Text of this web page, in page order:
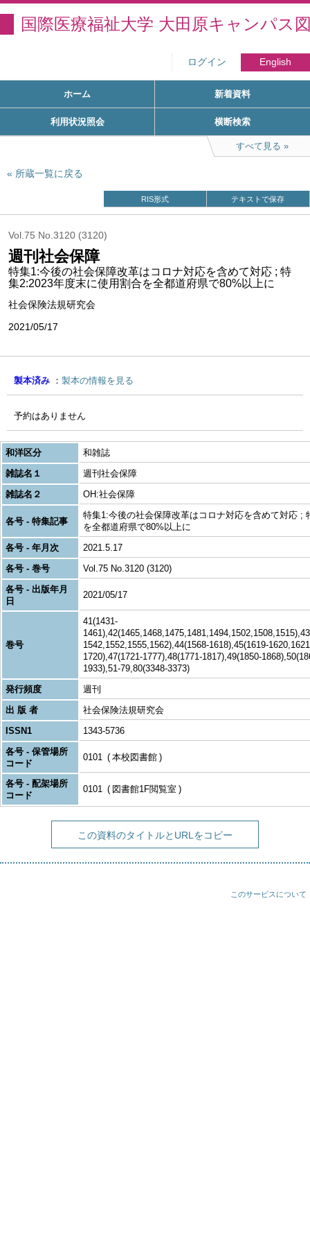
国際医療福祉大学 大田原キャンパス
ログイン English
ホーム 新着資料
利用状況照会 横断検索
すべて見る
所蔵一覧に戻る
RIS形式 テキストで保存
Vol.75 No.3120 (3120)
週刊社会保障
特集1:今後の社会保障改革はコロナ対応を含めて対応 ; 特
集2:2023年度末に使用割合を全都道府県で80%以上に
社会保険法規研究会
2021/05/17
製本済み 製本の情報を見る
予約はありません
和洋区分
和雑誌
雑誌名１
週刊社会保障
雑誌名２
OH:社会保障
各号 - 特集記事
特集1:今後の社会保障改革はコロナ対応を含めて対応 ;
を全都道府県で80%以上に
各号 - 年月次
2021.5.17
各号 - 巻号
Vol.75 No.3120 (3120)
各号 - 出版年月
日
2021/05/17
巻号
41(1431-
1542,1552,1555,1562),44(1568-1618),45(1619-
1720),47(1721-1777),48(1771-1817),49(1850-
1933),51-79,80(3348-3373)
発行頻度
週刊
出 版 者
社会保険法規研究会
ISSN1
1343-5736
各号 - 保管場所
コード
0101 本校図書館
各号 - 配架場所
コード
0101 図書館1F閲覧室
この資料のタイトルとURLをコピー
このサービスについて